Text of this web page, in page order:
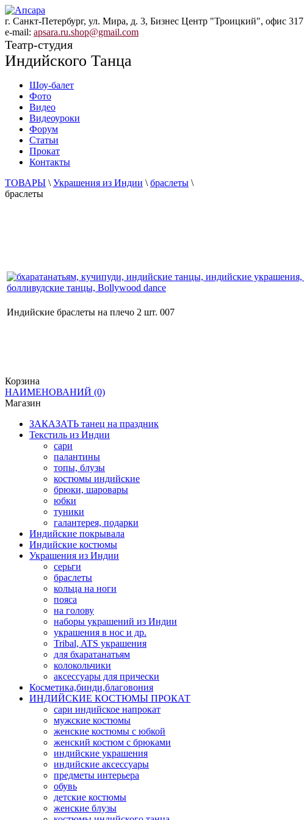
г. Санкт-Петербург, ул. Мира, д. 3, Бизнес Центр "Троицкий", офис 317
e-mail: apsara.ru.shop@gmail.com
Театр-студия
Индийского Танца
Шоу-балет
Фото
Видео
Видеоуроки
Форум
Статьи
Прокат
Контакты
ТОВАРЫ \ Украшения из Индии \ браслеты \
браслеты
Индийские браслеты на плечо 2 шт. 007
Корзина
НАИМЕНОВАНИЙ (0)
Магазин
ЗАКАЗАТЬ танец на праздник
Текстиль из Индии
сари
палантины
топы, блузы
костюмы индийские
брюки, шаровары
юбки
туники
галантерея, подарки
Индийские покрывала
Индийские костюмы
Украшения из Индии
серьги
браслеты
кольца на ноги
пояса
на голову
наборы украшений из Индии
украшения в нос и др.
Tribal, ATS украшения
для бхаратанатьям
колокольчики
аксессуары для прически
Косметика,бинди,благовония
ИНДИЙСКИЕ КОСТЮМЫ ПРОКАТ
сари индийское напрокат
мужские костюмы
женские костюмы с юбкой
женский костюм с брюками
индийские украшения
индийские аксессуары
предметы интерьера
обувь
детские костюмы
женские блузы